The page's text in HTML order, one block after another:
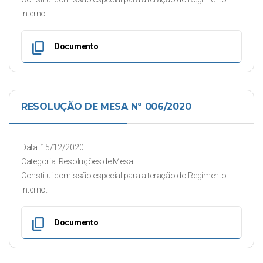
Interno.
content_copy Documento
RESOLUÇÃO DE MESA Nº 006/2020
Data: 15/12/2020
Categoria: Resoluções de Mesa
Constitui comissão especial para alteração do Regimento
Interno.
content_copy Documento